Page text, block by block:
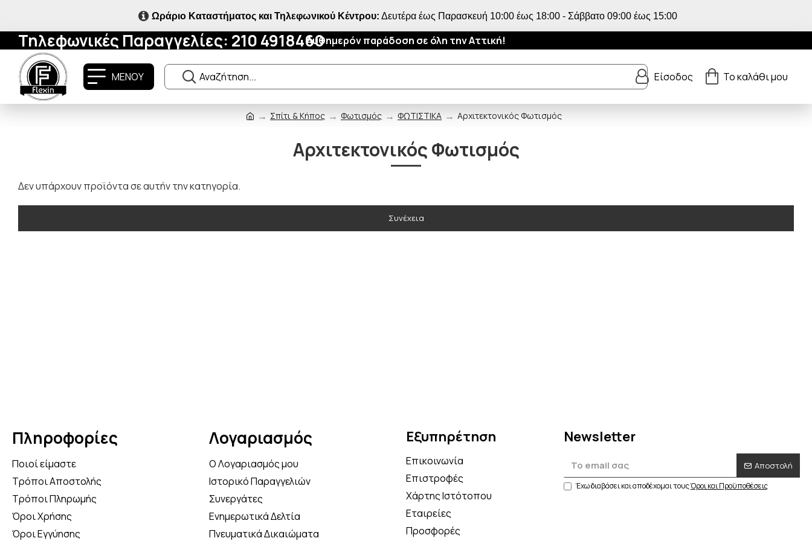
Ωράριο Καταστήματος και Τηλεφωνικού Κέντρου: Δευτέρα έως Παρασκευή 10:00 έως 18:00 - Σάββατο 09:00 έως 15:00
Τηλεφωνικές Παραγγελίες: 210 4918460Αυθημερόν παράδοση σε όλη την Αττική!
ΜΕΝΟΥ Είσοδος Το καλάθι μου
Σπίτι & Κήπος Φωτισμός ΦΩΤΙΣΤΙΚΑ Αρχιτεκτονικός Φωτισμός
Αρχιτεκτονικός Φωτισμός
Δεν υπάρχουν προϊόντα σε αυτήν την κατηγορία.
Συνέχεια
Πληροφορίες
Ποιοί είμαστε
Τρόποι Αποστολής
Τρόποι Πληρωμής
Όροι Χρήσης
Όροι Εγγύησης
Λογαριασμός
Ο Λογαριασμός μου
Ιστορικό Παραγγελιών
Συνεργάτες
Ενημερωτικά Δελτία
Πνευματικά Δικαιώματα
Εξυπηρέτηση
Επικοινωνία
Επιστροφές
Χάρτης Ιστότοπου
Εταιρείες
Προσφορές
Newsletter
Αποστολή
Έχω διαβάσει και αποδέχομαι τουςΌροι και Προϋποθέσεις